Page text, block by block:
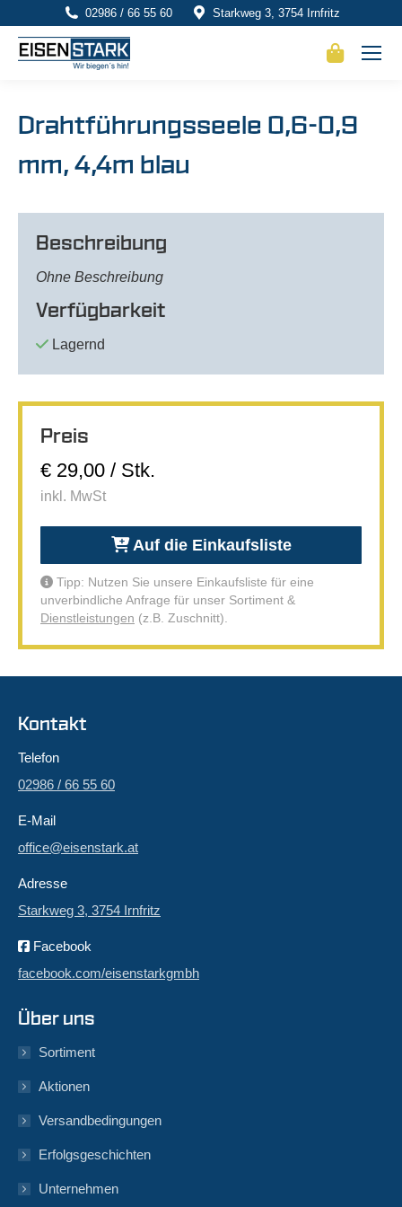
02986 / 66 55 60 Starkweg 3, 3754 Irnfritz
Drahtführungsseele 0,6-0,9
mm, 4,4m blau
Beschreibung
Ohne Beschreibung
Verfügbarkeit
Lagernd
Preis
€ 29,00 / Stk.
inkl. MwSt
Auf die Einkaufsliste
Tipp: Nutzen Sie unsere Einkaufsliste für eine
unverbindliche Anfrage für unser Sortiment &
Dienstleistungen (z.B. Zuschnitt).
Kontakt
Telefon
02986 / 66 55 60
E-Mail
office@eisenstark.at
Adresse
Starkweg 3, 3754 Irnfritz
Facebook
facebook.com/eisenstarkgmbh
Über uns
Sortiment
Aktionen
Versandbedingungen
Erfolgsgeschichten
Unternehmen